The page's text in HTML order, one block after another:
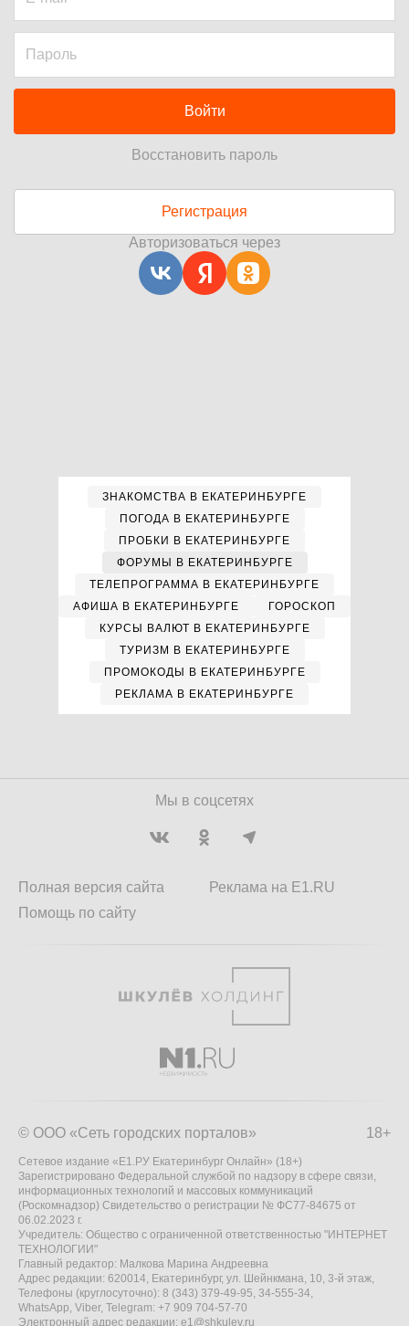
Войти
Восстановить пароль
Регистрация
Авторизоваться через
ЗНАКОМСТВА В ЕКАТЕРИНБУРГЕ
ПОГОДА В ЕКАТЕРИНБУРГЕ
ПРОБКИ В ЕКАТЕРИНБУРГЕ
ФОРУМЫ В ЕКАТЕРИНБУРГЕ
ТЕЛЕПРОГРАММА В ЕКАТЕРИНБУРГЕ
АФИША В ЕКАТЕРИНБУРГЕ
ГОРОСКОП
КУРСЫ ВАЛЮТ В ЕКАТЕРИНБУРГЕ
ТУРИЗМ В ЕКАТЕРИНБУРГЕ
ПРОМОКОДЫ В ЕКАТЕРИНБУРГЕ
РЕКЛАМА В ЕКАТЕРИНБУРГЕ
Мы в соцсетях
Полная версия сайта
Помощь по сайту
Реклама на E1.RU
18+
© ООО «Сеть городских порталов»
Сетевое издание «Е1.РУ Екатеринбург Онлайн» (18+)
Зарегистрировано Федеральной службой по надзору в сфере связи,
информационных технологий и массовых коммуникаций
(Роскомнадзор) Свидетельство о регистрации № ФС77-84675 от
06.02.2023 г.
Учредитель: Общество с ограниченной ответственностью "ИНТЕРНЕТ
ТЕХНОЛОГИИ"
Главный редактор: Малкова Марина Андреевна
Адрес редакции: 620014, Екатеринбург, ул. Шейнкмана, 10, 3-й этаж,
Телефоны (круглосуточно): 8 (343) 379-49-95, 34-555-34,
WhatsApp, Viber, Telegram: +7 909 704-57-70
Электронный адрес редакции: e1@shkulev.ru